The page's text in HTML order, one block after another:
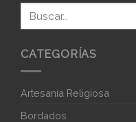
CATEGORÍAS
Artesanía Religiosa
Bordados